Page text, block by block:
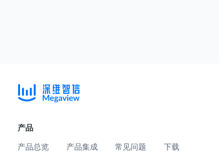
产品
产品总览 产品集成 常见问题 下载